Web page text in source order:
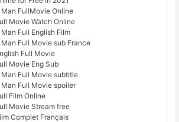
FullMovie Online
Movie Watch Online
Full English Film
Full Movie sub France
Full Movie
Movie Eng Sub
Full Movie subtitle
Full Movie spoiler
Film Online
Movie Stream free
Complet Français